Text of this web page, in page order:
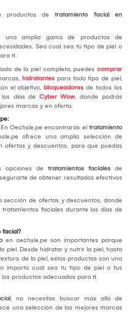
productos de tratamiento facial en
una amplia gama de productos de
Sea cual sea tu tipo de piel o
ti.
de la piel completa, puedes comprar
hidratantes para todo tipo de piel,
el objetivo, bloqueadores de todos los
los días de Cyber Wow, donde podrás
marcas y en oferta.
Oechsle.pe encontrarás el tratamiento
ofrece una amplia selección de
ofertas y descuentos, para que puedas
opciones de tratamientos faciales de
de obtener resultados efectivos
de ofertas y descuentos, donde
faciales durante los días de
facial?
en oechsle.pe son importantes porque
piel. Desde hidratar y nutrir la piel, hasta
de la piel, estos productos son una
importa cuál sea tu tipo de piel o tus
productos adecuados para ti.
, no necesitas buscar más allá de
una selección de las mejores marcas